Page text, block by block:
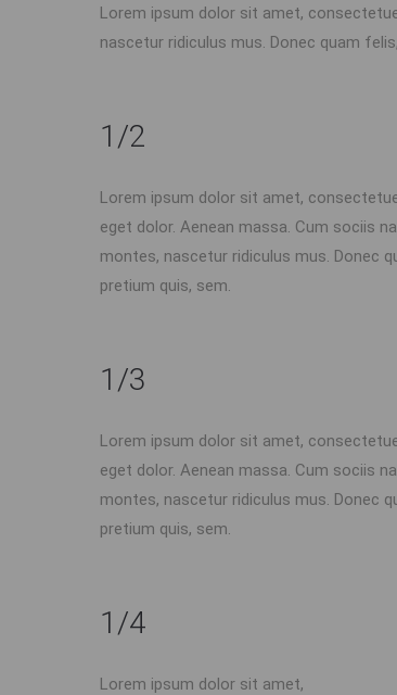
Lorem ipsum dolor sit amet,
nascetur ridiculus mus. Donec quam
1/2
Lorem ipsum dolor sit amet,
eget dolor. Aenean massa. Cum sociis
montes, nascetur ridiculus mus. Donec
pretium quis, sem.
1/3
Lorem ipsum dolor sit amet,
eget dolor. Aenean massa. Cum sociis
montes, nascetur ridiculus mus. Donec
pretium quis, sem.
1/4
Lorem ipsum dolor sit amet,